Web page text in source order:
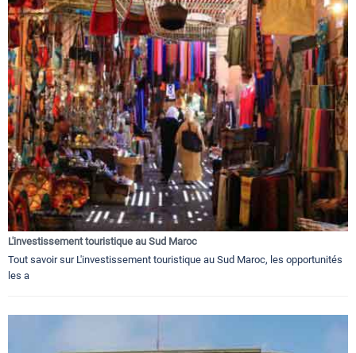
L'investissement touristique au Sud Maroc
Tout savoir sur L'investissement touristique au Sud Maroc, les opportunités
les a